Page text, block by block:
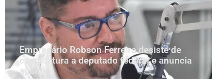
Empresário Robson Ferreira desiste de
candidatura a deputado federal e anuncia
apoios